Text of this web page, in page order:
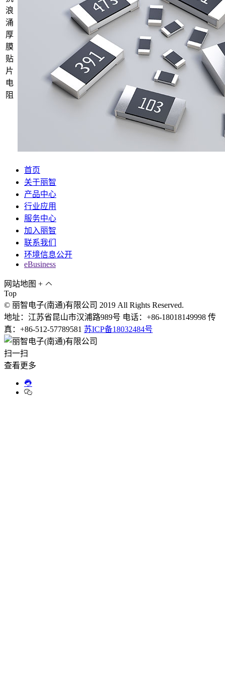
浪
涌
厚
膜
贴
片
电
阻
首页
关于丽智
产品中心
行业应用
服务中心
加入丽智
联系我们
环境信息公开
eBusiness
网站地图 +
Top
© 丽智电子(南通)有限公司 2019 All Rights Reserved.
地址：江苏省昆山市汉浦路989号 电话：+86-18018149998 传
真：+86-512-57789581 苏ICP备18032484号
扫一扫
查看更多